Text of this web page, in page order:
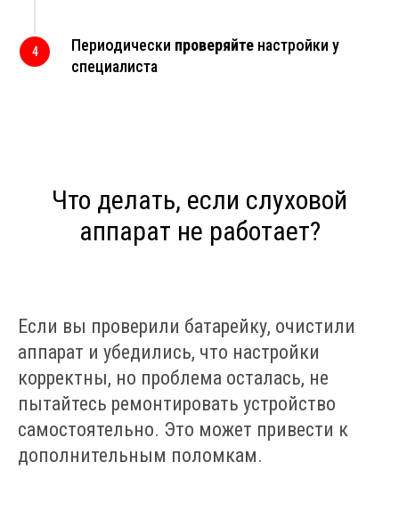
Периодически проверяйте настройки у
специалиста
Что делать, если слуховой
аппарат не работает?
Если вы проверили батарейку, очистили
аппарат и убедились, что настройки
корректны, но проблема осталась, не
пытайтесь ремонтировать устройство
самостоятельно. Это может привести к
дополнительным поломкам.